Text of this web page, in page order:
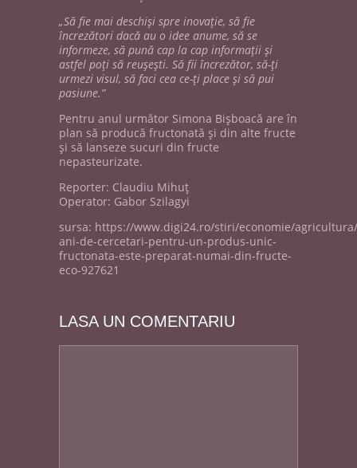
„Să fie mai deschişi spre inovaţie, să fie
încrezători dacă au o idee anume, să se
informeze, să pună cap la cap informaţii şi
astfel poţi să reuşeşti. Să fii încrezător, să-ţi
urmezi visul, să faci cea ce-ţi place şi să pui
pasiune.”
Pentru anul următor Simona Bişboacă are în
plan să producă fructonată şi din alte fructe
şi să lanseze sucuri din fructe
nepasteurizate.
Reporter: Claudiu Mihuţ
Operator: Gabor Szilagyi
sursa: https://www.digi24.ro/stiri/economie/
ani-de-cercetari-pentru-un-produs-unic-
fructonata-este-preparat-numai-din-fructe-
eco-927621
LASA UN COMENTARIU